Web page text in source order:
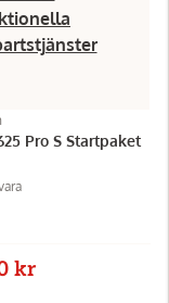
Pro S Startpaket
kr